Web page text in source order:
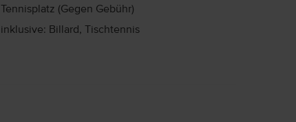
Tennisplatz (Gegen Gebühr)
inklusive: Billard, Tischtennis